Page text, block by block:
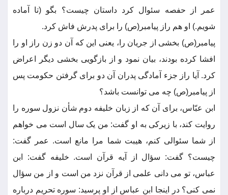
عمر از حفصه سئوال کرد داستان چیست؟ بگو (تا آماده
شویم.) او هم راز پیامبر(ص) را برای پدرش فاش کرد.
پیامبر(ص) بخشی از جریان را، یعنی این که آن دو زن راز او را
افشا کرده بودند، بیان نمود و از بازگویی بخشی دیگر اعراض
کرد. آیا راز جزء آمادگی پدران آن دو برای گرفتن حکومت پس
از پیامبر(ص) چه می توانست باشد؟
ابن عبّاس، برای آن که از زبان خلیفه دوم شأن نزول سوره را
روایت کند، با زیرکی به او گفت: من یک سال است می خواهم
از شما سئوالی کنم، هیبت شما مرا مانع است. عمر گفت:
چیست؟ گفت: سؤال از آیه قرآن است. خلیفه گفت: ابن
عباس، تو می دانی علمی از قرآن نزد من است و از من سؤال
نمی کنی؟ در اینجا ابن عباس از او پرسید: سوره تحریم درباره